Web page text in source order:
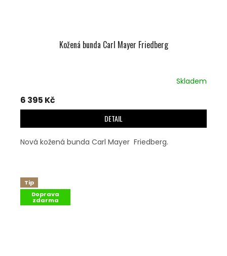
Kožená bunda Carl Mayer Friedberg
Skladem
6 395 Kč
DETAIL
Nová kožená bunda Carl Mayer Friedberg.
Tip
Doprava
zdarma